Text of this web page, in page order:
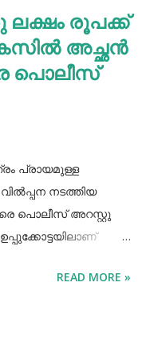
രൂപക്ക്
അച്ഛൻ
പൊലീസ്
പ്രായമുള്ള
നടത്തിയ
പൊലീസ് അറസ്റ്റു
തേനി
READ MORE »